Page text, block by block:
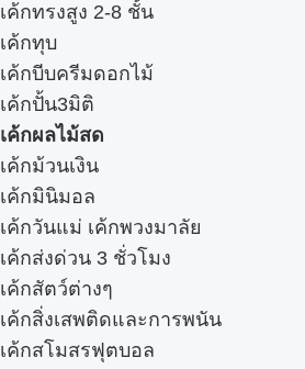
เค้กทรงสูง 2-8 ชั้น
เค้กทุบ
เค้กบีบครีมดอกไม้
เค้กปั้น3มิติ
เค้กผลไม้สด
เค้กม้วนเงิน
เค้กมินิมอล
เค้กวันแม่ เค้กพวงมาลัย
เค้กส่งด่วน 3 ชั่วโมง
เค้กสัตว์ต่างๆ
เค้กสิ่งเสพติดและการพนัน
เค้กสโมสรฟุตบอล